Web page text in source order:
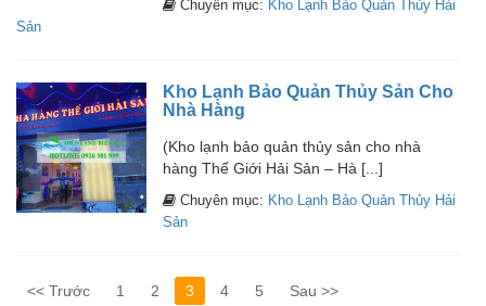
Chuyên mục: Kho Lạnh Bảo Quản Thủy Hải
Sản
Kho Lạnh Bảo Quản Thủy Sản Cho
Nhà Hàng
(Kho lạnh bảo quản thủy sản cho nhà
hàng Thế Giới Hải Sản – Hà [...]
Chuyên mục: Kho Lạnh Bảo Quản Thủy Hải
Sản
<< Trước 1 2 3 4 5 Sau >>